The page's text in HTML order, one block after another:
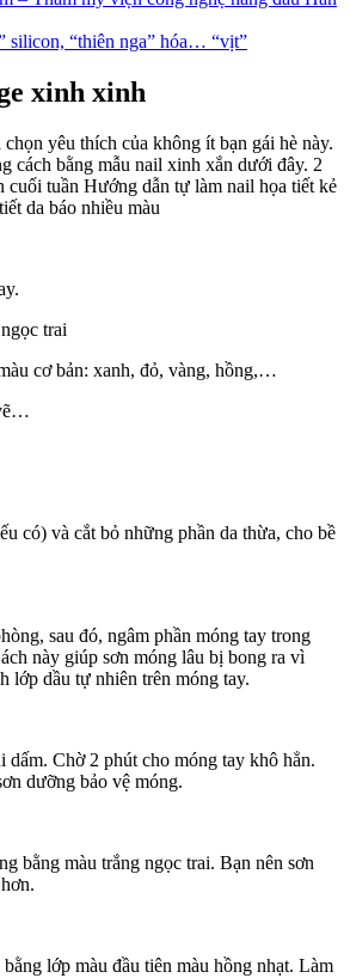
silicon, “thiên nga” hóa… “vịt”
xinh xinh
yêu thích của không ít bạn gái hè này.
cách bằng mẫu nail xinh xắn dưới đây. 2
cuối tuần Hướng dẫn tự làm nail họa tiết kẻ
da báo nhiều màu
trai
cơ bản: xanh, đỏ, vàng, hồng,…
có) và cắt bỏ những phần da thừa, cho bề
sau đó, ngâm phần móng tay trong
này giúp sơn móng lâu bị bong ra vì
lớp dầu tự nhiên trên móng tay.
dấm. Chờ 2 phút cho móng tay khô hẳn.
dưỡng bảo vệ móng.
bằng màu trắng ngọc trai. Bạn nên sơn
lớp màu đầu tiên màu hồng nhạt. Làm